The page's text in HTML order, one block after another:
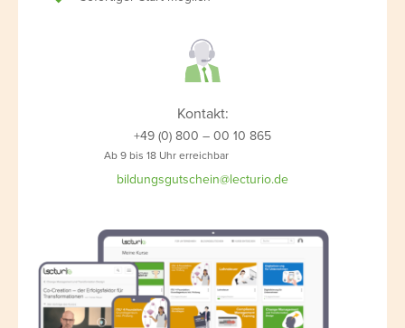
Kontakt:
+49 (0) 800 – 00 10 865
bildungsgutschein@lecturio.de
Ab 9 bis 18 Uhr erreichbar